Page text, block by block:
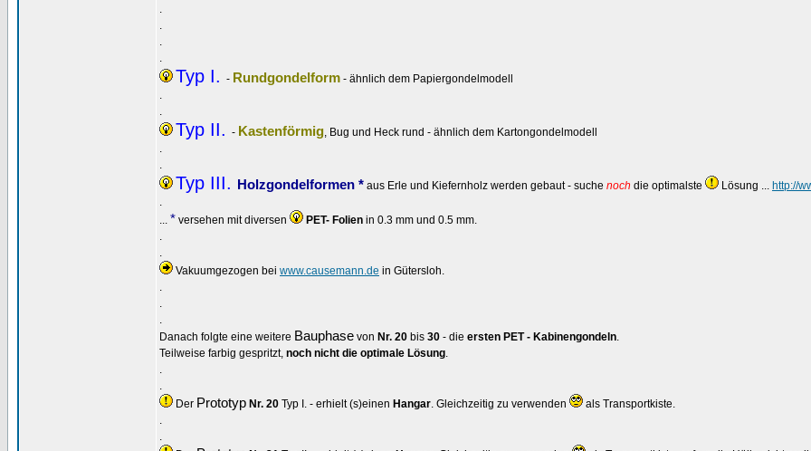
.
.
.
.
Typ I. - Rundgondelform - ähnlich dem Papiergondelmodell
.
.
Typ II. - Kastenförmig, Bug und Heck rund - ähnlich dem Kartongondelmodell
.
.
Typ III. Holzgondelformen * aus Erle und Kiefernholz werden gebaut - suche noch die optimalste Lösung ... http://
.
... * versehen mit diversen PET- Folien in 0.3 mm und 0.5 mm.
.
.
Vakuumgezogen bei www.causemann.de in Gütersloh.
.
.
.
Danach folgte eine weitere Bauphase von Nr. 20 bis 30 - die ersten PET - Kabinengondeln.
Teilweise farbig gespritzt, noch nicht die optimale Lösung.
.
.
Der Prototyp Nr. 20 Typ I. - erhielt (s)einen Hangar. Gleichzeitig zu verwenden
als Transportkiste.
.
.